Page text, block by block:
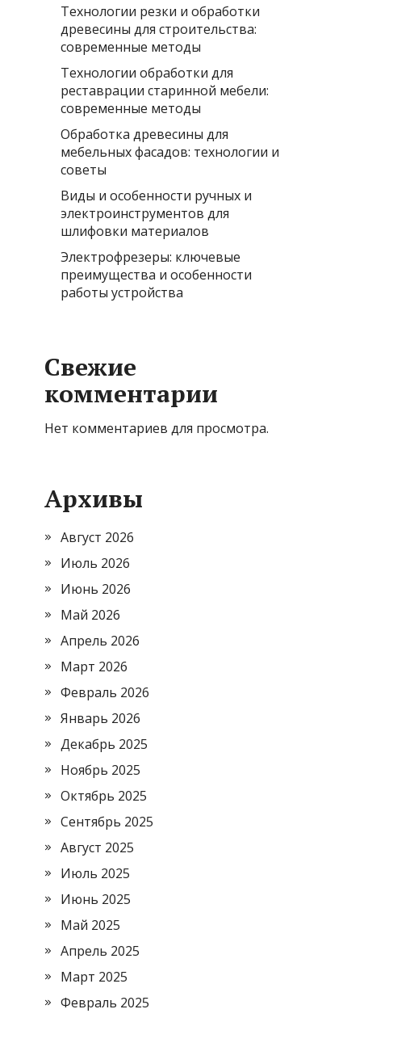
Технологии резки и обработки
древесины для строительства:
современные методы
Технологии обработки для
реставрации старинной мебели:
современные методы
Обработка древесины для
мебельных фасадов: технологии и
советы
Виды и особенности ручных и
электроинструментов для
шлифовки материалов
Электрофрезеры: ключевые
преимущества и особенности
работы устройства
Свежие
комментарии
Нет комментариев для просмотра.
Архивы
Август 2026
Июль 2026
Июнь 2026
Май 2026
Апрель 2026
Март 2026
Февраль 2026
Январь 2026
Декабрь 2025
Ноябрь 2025
Октябрь 2025
Сентябрь 2025
Август 2025
Июль 2025
Июнь 2025
Май 2025
Апрель 2025
Март 2025
Февраль 2025